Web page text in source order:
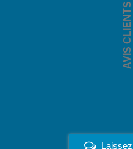
AVIS CLIENTS